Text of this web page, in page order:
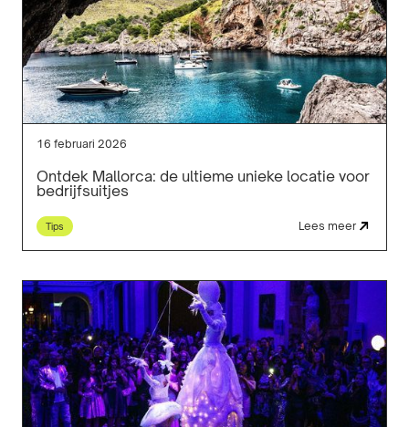
16 februari 2026
Ontdek Mallorca: de ultieme unieke locatie voor
bedrijfsuitjes
Tips Lees meer